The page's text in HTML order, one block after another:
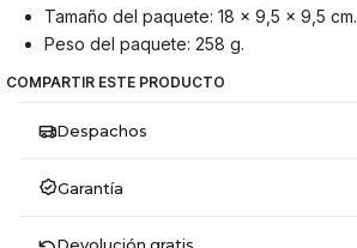
Tamaño del paquete: 18 x 9,5 x 9,5 cm.
Peso del paquete: 258 g.
COMPARTIR ESTE PRODUCTO
Despachos
Garantía